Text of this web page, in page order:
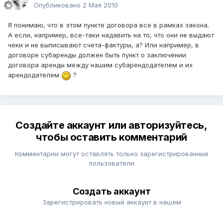
Опубликовано 2 Мая 2010
Я понимаю, что в этом пункте договора все в рамках закона.
А если, например, все-таки надавить на то, что они не выдают
чеки и не выписывают счета-фактуры, а? Или например, в
договоре субаренды должен быть пункт о заключении
договора аренды между нашим субарендодателем и их
арендодателем
?
Создайте аккаунт или авторизуйтесь,
чтобы оставить комментарий
Комментарии могут оставлять только зарегистрированные
пользователи
Создать аккаунт
Зарегистрировать новый аккаунт в нашем